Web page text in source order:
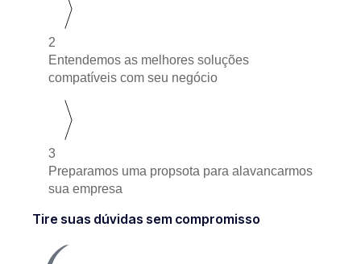
2
Entendemos as melhores soluções
compatíveis com seu negócio
3
Preparamos uma propsota para alavancarmos
sua empresa
Tire suas dúvidas sem compromisso